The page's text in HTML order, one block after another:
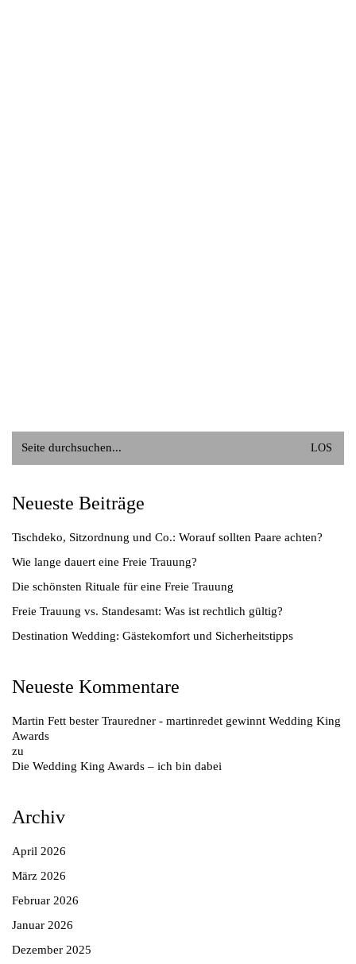
nach:
Neueste Beiträge
Tischdeko, Sitzordnung und Co.: Worauf sollten Paare achten?
Wie lange dauert eine Freie Trauung?
Die schönsten Rituale für eine Freie Trauung
Freie Trauung vs. Standesamt: Was ist rechtlich gültig?
Destination Wedding: Gästekomfort und Sicherheitstipps
Neueste Kommentare
Martin Fett bester Trauredner - martinredet gewinnt Wedding King
Awards
zu
Die Wedding King Awards – ich bin dabei
Archiv
April 2026
März 2026
Februar 2026
Januar 2026
Dezember 2025